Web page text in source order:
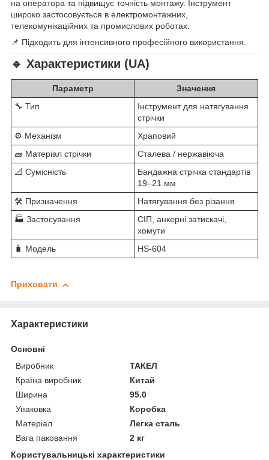
на оператора та підвищує точність монтажу. Інструмент
широко застосовується в електромонтажних,
телекомунікаційних та промислових роботах.
📌 Підходить для інтенсивного професійного використання.
🔹 Характеристики (UA)
Параметр
Значення
🔧 Тип
Інструмент для натягування
стрічки
⚙️ Механізм
Храповий
🧱 Матеріал стрічки
Сталева / нержавіюча
📐 Сумісність
Бандажна стрічка стандартів
19–21 мм
🛠️ Призначення
Натягування без різання
🏭 Застосування
СІП, анкерні затискачі,
хомути
🧳 Модель
HS-604
Приховати
Характеристики
Основні
Виробник
ТАКЕЛ
Країна виробник
Китай
Ширина
95.0
Упаковка
Коробка
Матеріал
Легка сталь
Вага паковання
2 кг
Користувальницькі характеристики